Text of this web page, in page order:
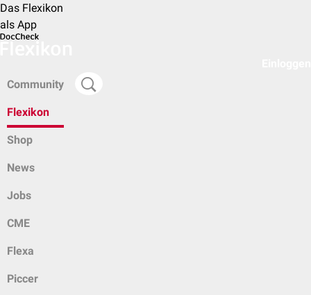
Das Flexikon
als App
Community
Flexikon
Shop
News
Jobs
CME
Flexa
Piccer